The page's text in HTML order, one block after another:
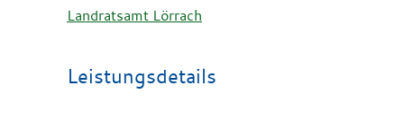
Landratsamt Lörrach
Leistungsdetails